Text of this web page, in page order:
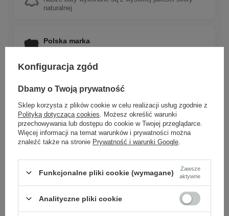
naturalnej.
Polska marka
Ponadczasowy design
Szybka wysyłka
Dbamy o doświadczenie klientów i wysyłamy w 24h.
Konfiguracja zgód
Dbamy o Twoją prywatność
Sklep korzysta z plików cookie w celu realizacji usług zgodnie z
Polityką dotyczącą cookies . Możesz określić warunki
przechowywania lub dostępu do cookie w Twojej przeglądarce.
Więcej informacji na temat warunków i prywatności można
znaleźć także na stronie Prywatność i warunki Google
Funkcjonalne pliki cookie (wymagane)
Zawsze
aktywne
Analityczne pliki cookie